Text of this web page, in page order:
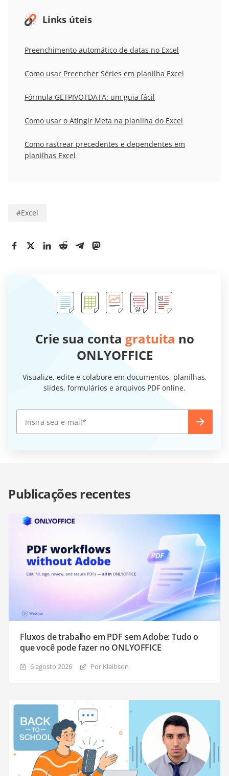
Links úteis
Preenchimento automático de datas no Excel
Como usar Preencher Séries em planilha Excel
Fórmula GETPIVOTDATA: um guia fácil
Como usar o Atingir Meta na planilha do Excel
Como rastrear precedentes e dependentes em
planilhas Excel
#Excel
Crie sua conta gratuita no
ONLYOFFICE
Visualize, edite e colabore em documentos, planilhas,
slides, formulários e arquivos PDF online.
Publicações recentes
Fluxos de trabalho em PDF sem Adobe: Tudo o
que você pode fazer no ONLYOFFICE
6 agosto 2026 Por Klaibson